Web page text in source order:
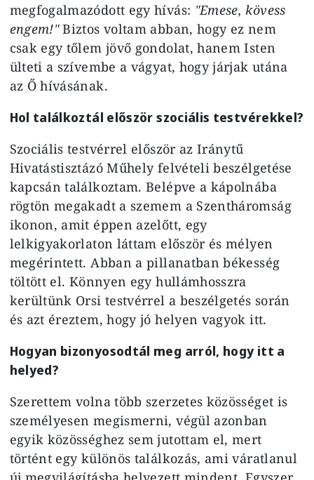
megfogalmazódott egy hívás: "Emese, kövess
engem!"Biztos voltam abban, hogy ez nem
csak egy tőlem jövő gondolat, hanem Isten
ülteti a szívembe a vágyat, hogy járjak utána
az Ő hívásának.
Hol találkoztál először szociális testvérekkel?
Szociális testvérrel először az Iránytű
Hivatástisztázó Műhely felvételi beszélgetése
kapcsán találkoztam. Belépve a kápolnába
rögtön megakadt a szemem a Szentháromság
ikonon, amit éppen azelőtt, egy
lelkigyakorlaton láttam először és mélyen
megérintett. Abban a pillanatban békesség
töltött el. Könnyen egy hullámhosszra
kerültünk Orsi testvérrel a beszélgetés során
és azt éreztem, hogy jó helyen vagyok itt.
Hogyan bizonyosodtál meg arról, hogy itt a
helyed?
Szerettem volna több szerzetes közösséget is
személyesen megismerni, végül azonban
egyik közösséghez sem jutottam el, mert
történt egy különös találkozás, ami váratlanul